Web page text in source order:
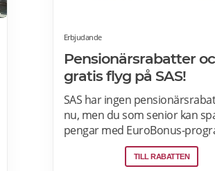
Erbjudande
Pensionärsrabatter
gratis flyg på SAS!
SAS har ingen
nu, men du som senior kan
pengar med EuroBonus-
Tjäna poäng på allt från
snabbmat och spendera dem
TILL RABATTEN